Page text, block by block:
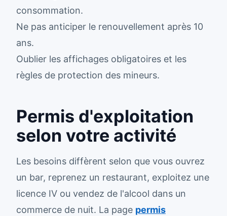
consommation.
Ne pas anticiper le renouvellement après 10
ans.
Oublier les affichages obligatoires et les
règles de protection des mineurs.
Permis d'exploitation
selon votre activité
Les besoins diffèrent selon que vous ouvrez
un bar, reprenez un restaurant, exploitez une
licence IV ou vendez de l'alcool dans un
commerce de nuit. La page permis